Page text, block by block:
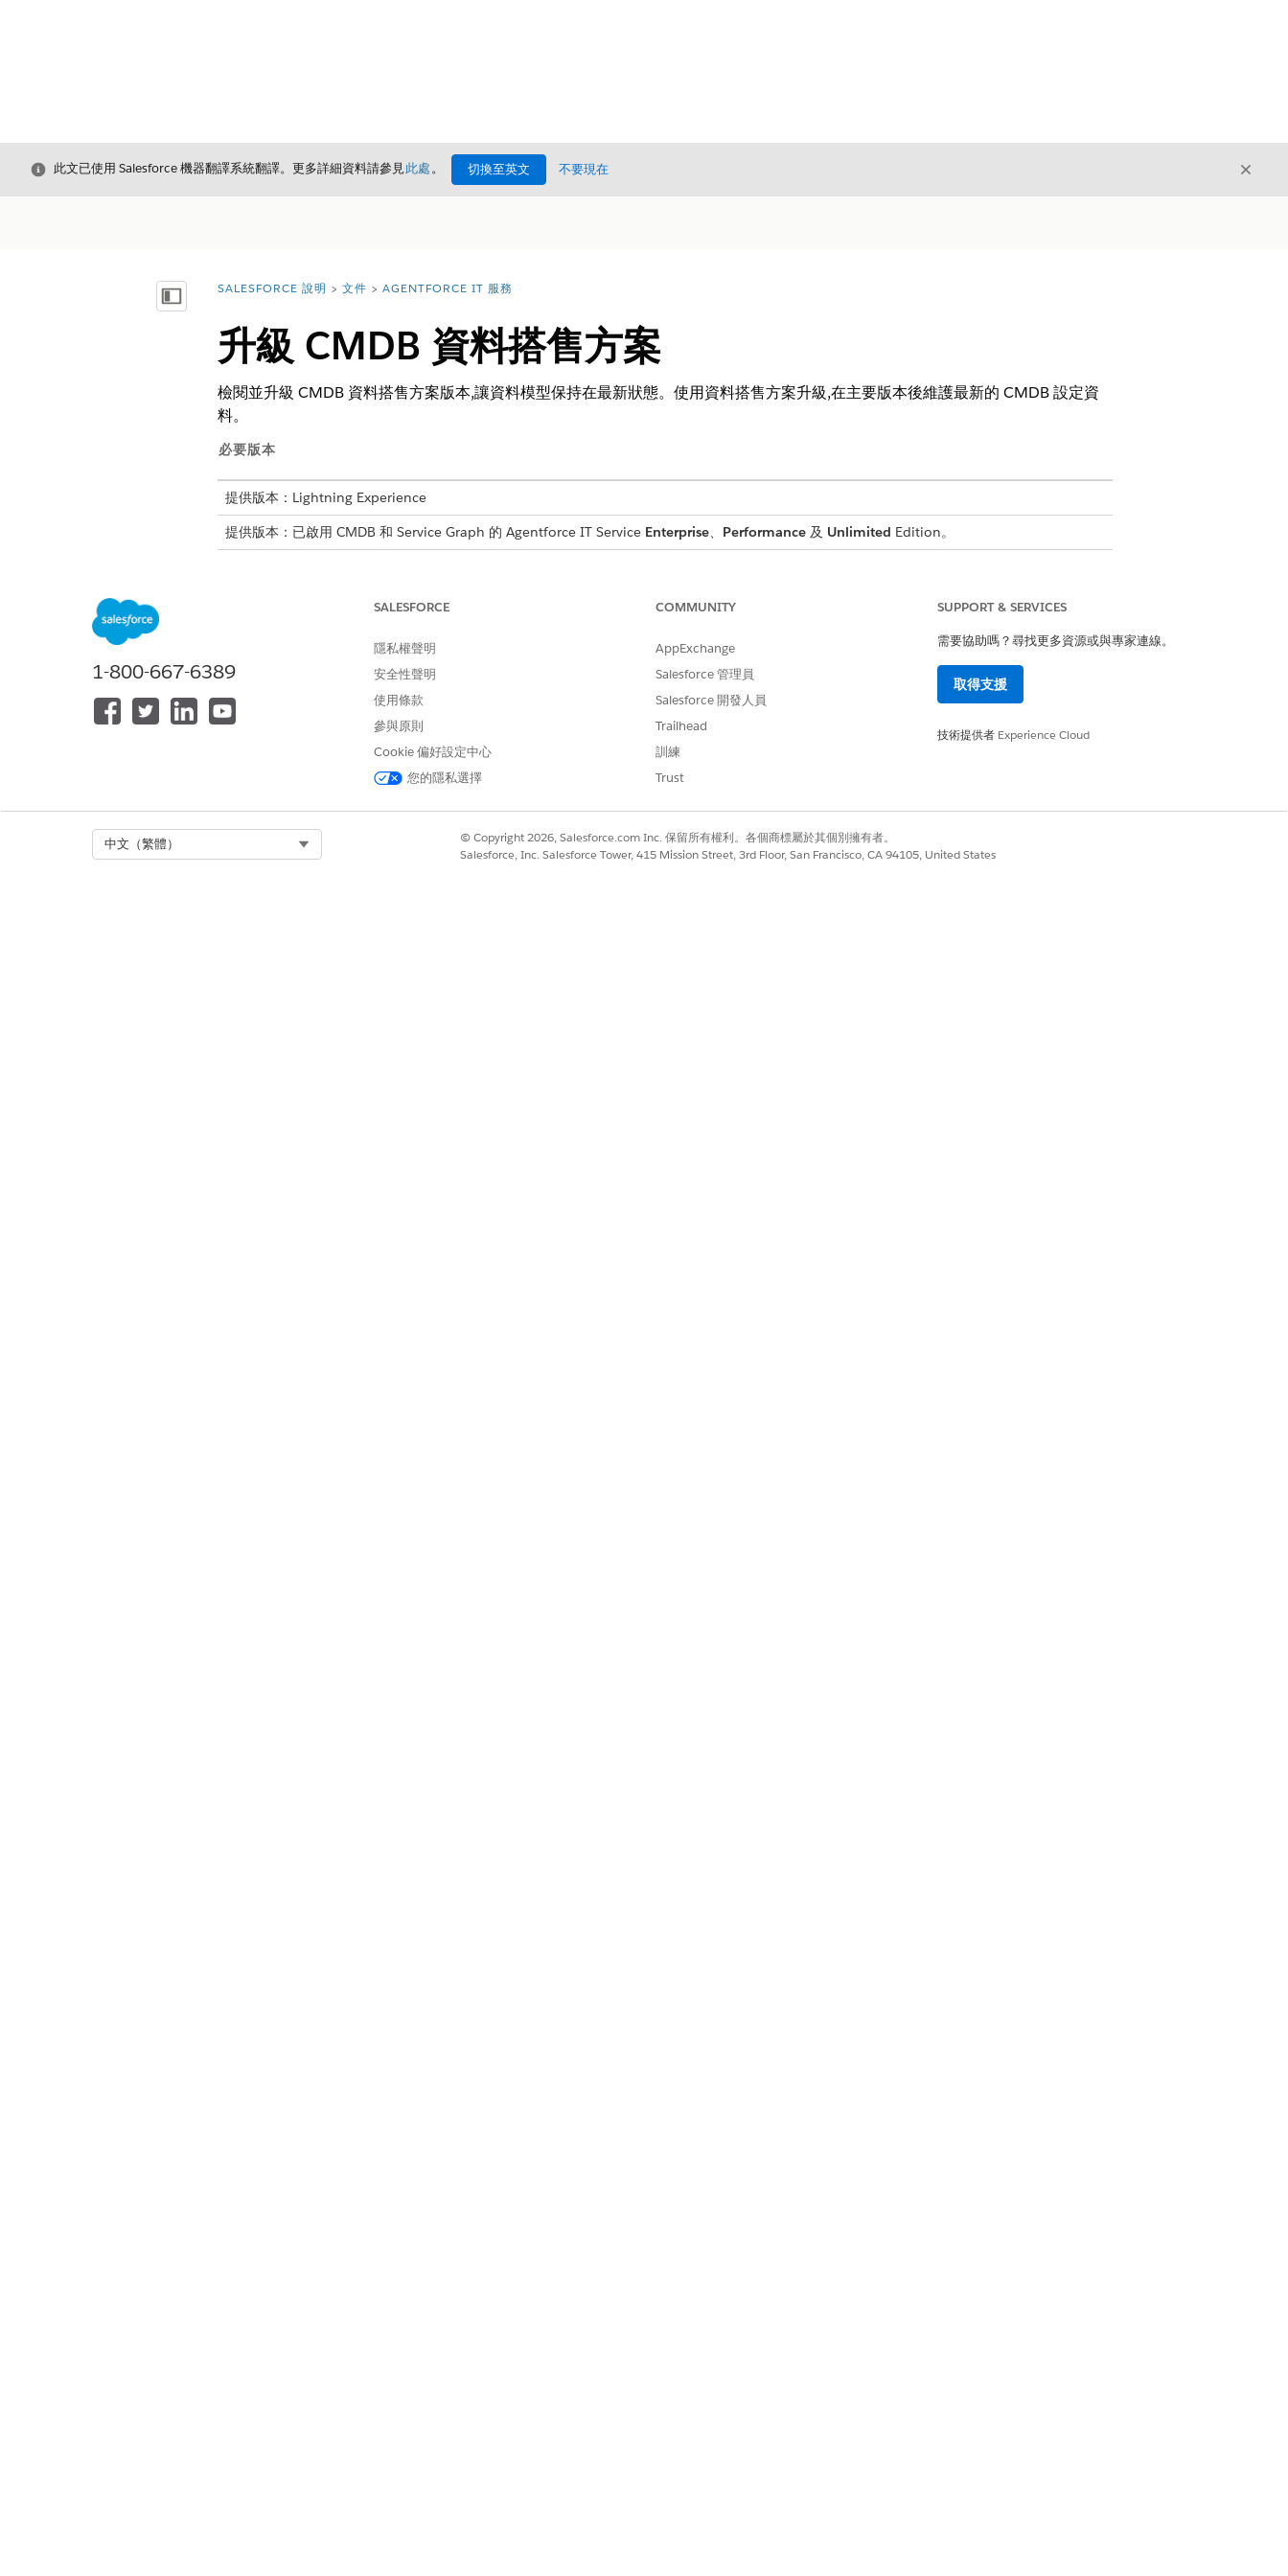
結束
此文已使用 Salesforce 機器翻譯系統翻譯。更多詳細資料請參見此處。 切換至英文 不要現在 結束
顯示目錄 您位於此處：
SALESFORCE 說明 文件 AGENTFORCE IT 服務
升級 CMDB 資料搭售方案
檢閱並升級 CMDB 資料搭售方案版本,讓資料模型保持在最新狀態。使用資料搭售方案升級,在主要版本後維護最新的 CMDB 設定資
料。
必要版本
提供版本：Lightning Experience
提供版本：已啟用 CMDB 和 Service Graph 的 Agentforce IT Service Enterprise、 Performance及 Unlimited Edition。
若要管理 CMDB 資料搭售方案: 資訊服務組態項目類型管理員
CMDB 資料搭售方案提供更新的資料模型,例如組態項目類型、屬性和關係定義。定期檢閱可用的搭售方案版本,並在有較新的版本可
用時升級已安裝的搭售方案。
進入 App Launcher,尋找並選取「
管理」下的「 CMDB 資料搭售方案」。
選取已安裝的資料搭售方案,然後檢閱可用的搭售方案版本資訊。
選取所需配套版本,並檢閱配套描述與版本注意事項。
安裝現在正在進行中。
按一下「配套歷程記錄」, 追蹤並檢閱安裝進度。
1-800-667-6389
SALESFORCE
隱私權聲明
安全性聲明
使用條款
參與原則
Cookie 偏好設定中心
您的隱私選擇
COMMUNITY
AppExchange
Salesforce 管理員
Salesforce 開發人員
Trailhead
訓練
Trust
SUPPORT & SERVICES
需要協助嗎？尋找更多資源或與專家連線。
取得支援
技術提供者 Experience Cloud
中文（繁體）
© Copyright 2026, Salesforce.com Inc. 保留所有權利。各個商標屬於其個別擁有者。
Salesforce, Inc. Salesforce Tower, 415 Mission Street, 3rd Floor, San Francisco, CA 94105, United States